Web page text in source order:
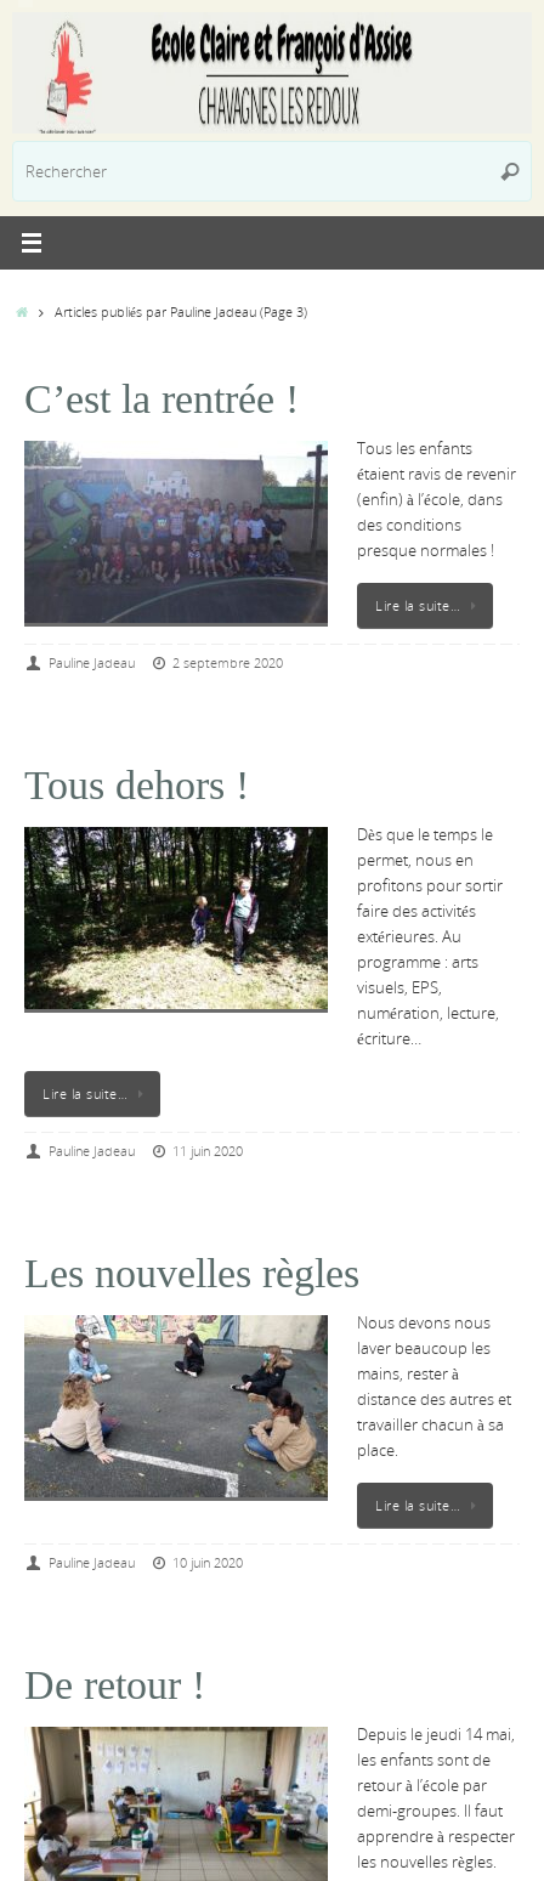
contenu
:
AccueilArticles publiés par Pauline Jadeau(Page 3)
C’est la rentrée !
Tous les enfants
étaient ravis de revenir
(enfin) à l’école, dans
des conditions
presque normales !
Lire la suite…
Pauline Jadeau 2 septembre 2020
Tous dehors !
Dès que le temps le
permet, nous en
profitons pour sortir
faire des activités
extérieures. Au
programme : arts
visuels, EPS,
numération, lecture,
écriture…
Lire la suite…
Pauline Jadeau 11 juin 2020
Les nouvelles règles
Nous devons nous
laver beaucoup les
mains, rester à
distance des autres et
travailler chacun à sa
place.
Lire la suite…
Pauline Jadeau 10 juin 2020
De retour !
Depuis le jeudi 14 mai,
les enfants sont de
retour à l’école par
demi-groupes. Il faut
apprendre à respecter
les nouvelles règles.